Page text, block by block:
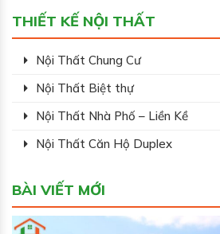
THIẾT KẾ NỘI THẤT
Nội Thất Chung Cư
Nội Thất Biệt thự
Nội Thất Nhà Phố – Liền Kề
Nội Thất Căn Hộ Duplex
BÀI VIẾT MỚI